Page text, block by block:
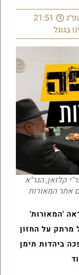
21:51
בגוגל
קלזאן, הגר"א
אתר המאורות
'המאורות'
מרתק על החזון
ביהדות תימן